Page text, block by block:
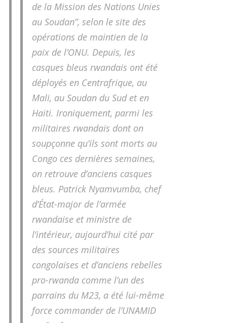
de la Mission des Nations Unies
au Soudan”, selon le site des
opérations de maintien de la
paix de l’ONU. Depuis, les
casques bleus rwandais ont été
déployés en Centrafrique, au
Mali, au Soudan du Sud et en
Haïti. Ironiquement, parmi les
militaires rwandais dont on
soupçonne qu’ils sont morts au
Congo ces dernières semaines,
on retrouve d’anciens casques
bleus. Patrick Nyamvumba, chef
d’État-major de l’armée
rwandaise et ministre de
l’intérieur, aujourd’hui cité par
des sources militaires
congolaises et d’anciens rebelles
pro-rwanda comme l’un des
parrains du M23, a été lui-même
force commander de l’UNAMID